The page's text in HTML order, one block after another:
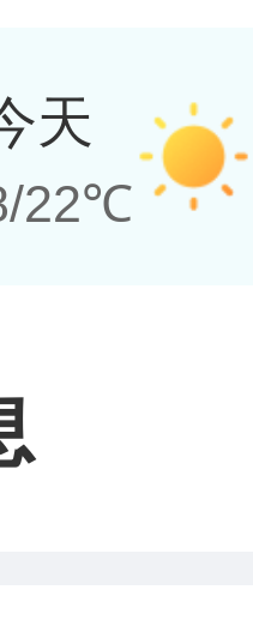
天
22℃